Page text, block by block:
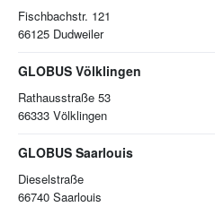
Fischbachstr. 121
66125 Dudweiler
GLOBUS Völklingen
Rathausstraße 53
66333 Völklingen
GLOBUS Saarlouis
Dieselstraße
66740 Saarlouis